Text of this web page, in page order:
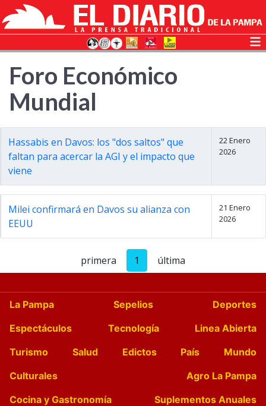
Foro Económico
Mundial
Hassabis en Davos: los "dos saltos" que
faltan para acercar la AGI y el impacto que
viene
22 Enero
2026
Milei confirmará en Davos su alianza con
EEUU
21 Enero
2026
primera 1 última
La Pampa Sepelios
Deportes
Espectáculos
Tecnología
Linea Abierta
Turismo
Salud Edictos País
Mundo
Culturales
Agro La Pampa
Cocina y Gastronomía
Suplementos Anuales